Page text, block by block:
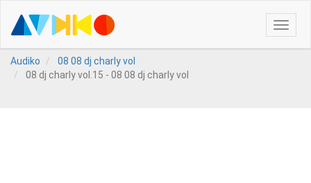
Toggle
Audiko
08 08 dj charly vol
08 dj charly vol.15 - 08 08 dj charly vol